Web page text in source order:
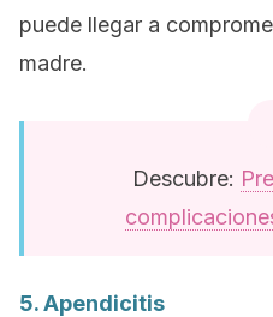
puede llegar a
madre.
Descubre:
5. Apendicitis